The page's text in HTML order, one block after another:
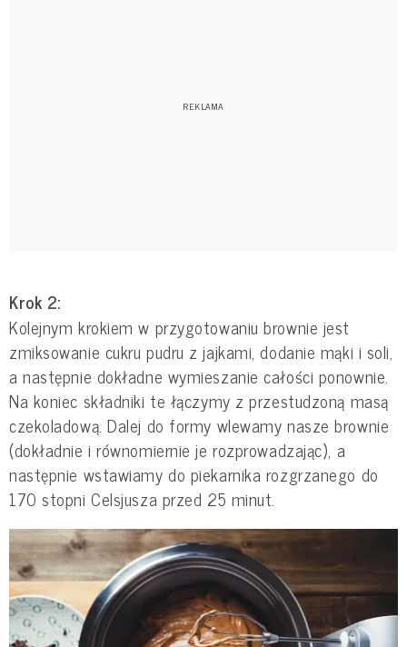
Krok 2:
Kolejnym krokiem w przygotowaniu brownie jest
zmiksowanie cukru pudru z jajkami, dodanie mąki i soli,
a następnie dokładne wymieszanie całości ponownie.
Na koniec składniki te łączymy z przestudzoną masą
czekoladową. Dalej do formy wlewamy nasze brownie
(dokładnie i równomiernie je rozprowadzając), a
następnie wstawiamy do piekarnika rozgrzanego do
170 stopni Celsjusza przed 25 minut.